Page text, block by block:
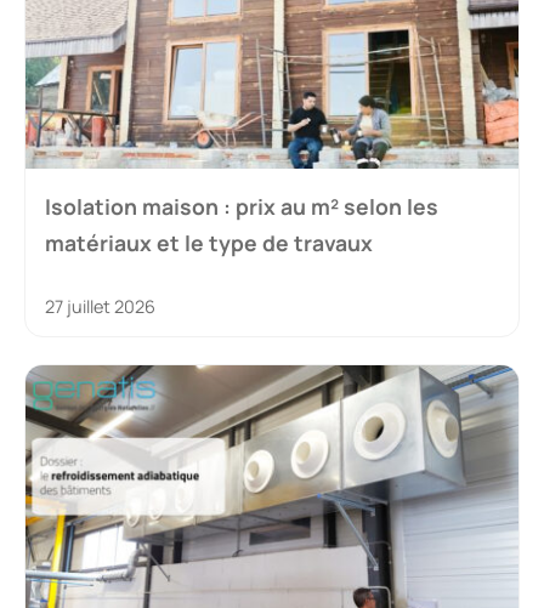
Isolation maison : prix au m² selon les
matériaux et le type de travaux
27 juillet 2026